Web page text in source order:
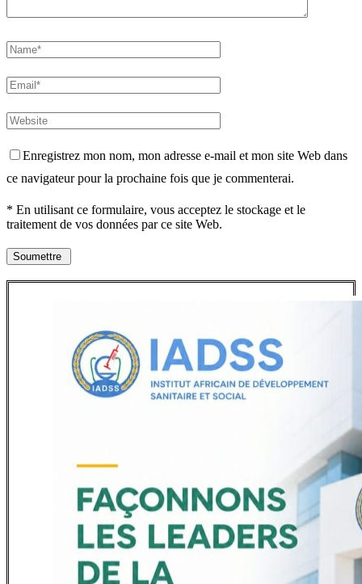
Enregistrez mon nom, mon adresse e-mail et mon site Web dans
ce navigateur pour la prochaine fois que je commenterai.
* En utilisant ce formulaire, vous acceptez le stockage et le
traitement de vos données par ce site Web.